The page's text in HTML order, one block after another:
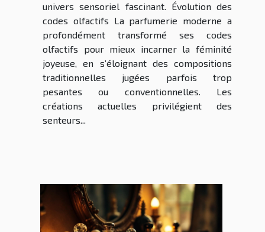
univers sensoriel fascinant. Évolution des
codes olfactifs La parfumerie moderne a
profondément transformé ses codes
olfactifs pour mieux incarner la féminité
joyeuse, en s’éloignant des compositions
traditionnelles jugées parfois trop
pesantes ou conventionnelles. Les
créations actuelles privilégient des
senteurs...